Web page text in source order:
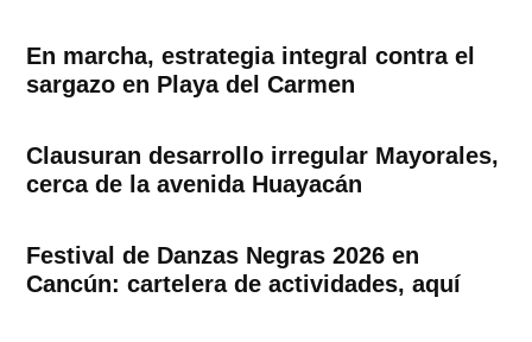
En marcha, estrategia integral contra el
sargazo en Playa del Carmen
Clausuran desarrollo irregular Mayorales,
cerca de la avenida Huayacán
Festival de Danzas Negras 2026 en
Cancún: cartelera de actividades, aquí